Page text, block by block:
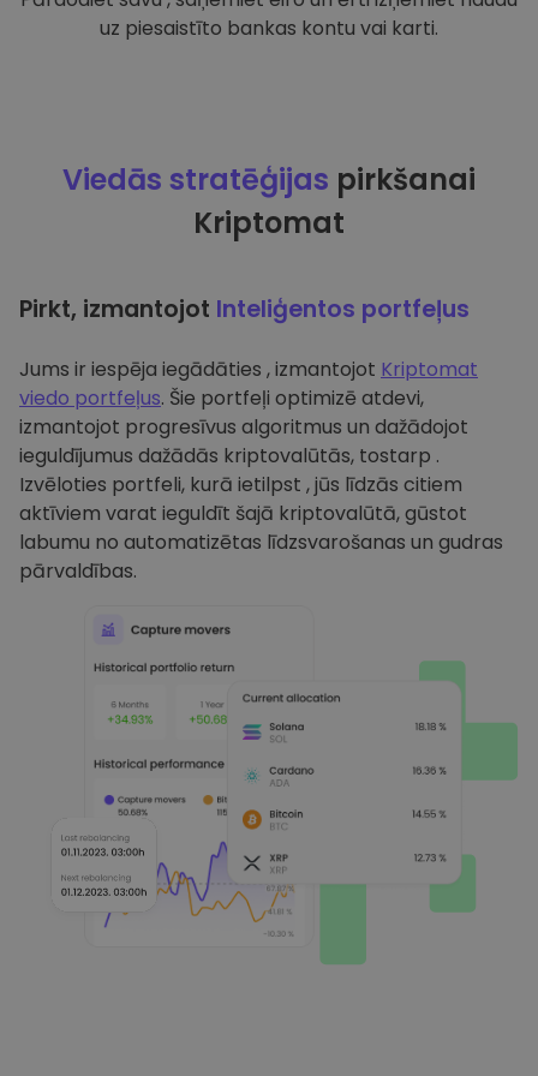
uz piesaistīto bankas kontu vai karti.
Viedās stratēģijas pirkšanai
Kriptomat
Pirkt, izmantojot Inteliģentos portfeļus
Jums ir iespēja iegādāties , izmantojot Kriptomat
viedo portfeļus. Šie portfeļi optimizē atdevi,
izmantojot progresīvus algoritmus un dažādojot
ieguldījumus dažādās kriptovalūtās, tostarp .
Izvēloties portfeli, kurā ietilpst , jūs līdzās citiem
aktīviem varat ieguldīt šajā kriptovalūtā, gūstot
labumu no automatizētas līdzsvarošanas un gudras
pārvaldības.